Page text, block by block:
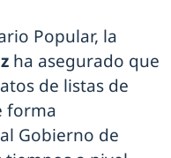
Popular, la
ha asegurado que
de listas de
forma
Gobierno de